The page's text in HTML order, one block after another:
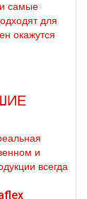
самые
для
окажутся
и
всегда